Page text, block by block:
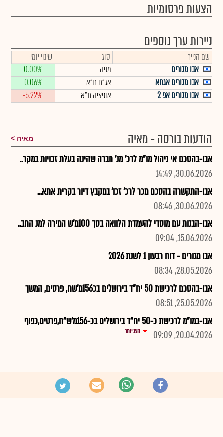
הצעות פרסומיות
ניירות ערך נוספים
שם הנייר סוג
שינוי יומי
אבו מגורים
מניה
0.00%
אבו מגורים אגחא
אג"ח ת"א
0.06%
אבו מגורים אפ 2
אופציה ת"א -5.22%
הודעות בורסה - מאיה מאיה
אבו-בהסכם אי ניהול מו"מ לרכ' מנ' חברה שהינה בעלת זכויות במקר..
30.06.2026, 14:49
אבו-התקשרה בהסכם מכר לרכ' זכו' במקבץ דיור בקרית אתא...
30.06.2026, 08:46
אבו-הבנות עם מוסדי להעמדת הלוואה בסך 100מ'ש המירה למנ החב..
15.06.2026, 09:04
אבו מגורים - דוח רבעון 1 לשנת 2026
28.05.2026, 08:34
אבו-בהסכם לרכישת 50 יח"ד בירושלים בכ156מ'שח, פרטים, המשך
25.05.2026, 08:51
אבו-במו"מ לרכישת כ-50 יח"ד בירושלים בכ-156מ'ש"ח,פרטים,כפוף
20.04.2026, 09:09
הצג יותר